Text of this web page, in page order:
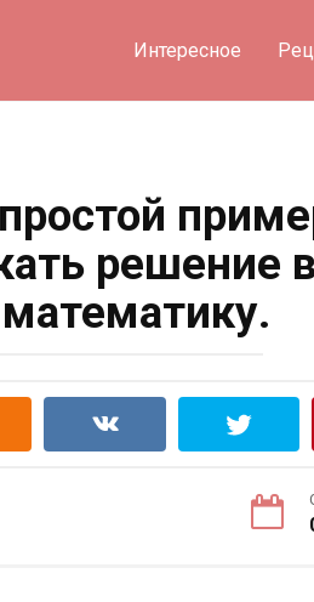
Интересное
решение